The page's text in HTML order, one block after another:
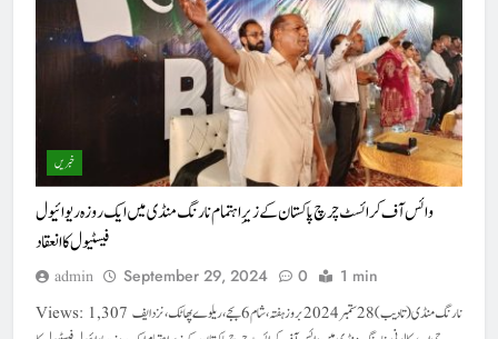
خبریں
وائس آف کرائسٹ چرچ پاکستان کے زیرِ اہتمام نارنگ منڈی میں ایک روزہ ریوائیول
فیسٹیول کا انعقاد
admin September 29, 2024 0 1 min
Views: 1,307 نارنگ منڈی (تادیب) 28ستمبر 2024بروز ہفتہ، شام6 بجے، ریلوے پھاٹک، نزد ایف